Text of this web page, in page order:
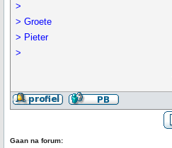
>
> Groete
> Pieter
>
Gaan na forum: